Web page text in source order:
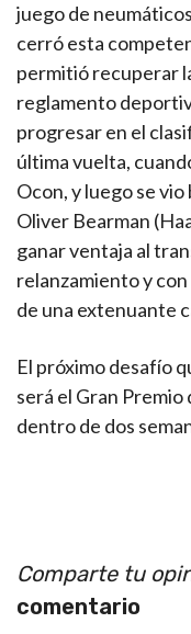
juego de
cerró esta
permitió recuperar
reglamento
progresar en el
última vuelta,
Ocon, y luego se
Oliver Bearman
ganar ventaja al
relanzamiento y
de una extenuante
El próximo desafío
será el Gran
dentro de dos
Comparte tu
comentario